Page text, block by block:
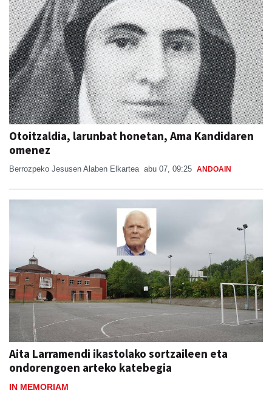
Otoitzaldia, larunbat honetan, Ama Kandidaren
omenez
Berrozpeko Jesusen Alaben Elkartea abu 07, 09:25 ANDOAIN
Aita Larramendi ikastolako sortzaileen eta
ondorengoen arteko katebegia
IN MEMORIAM